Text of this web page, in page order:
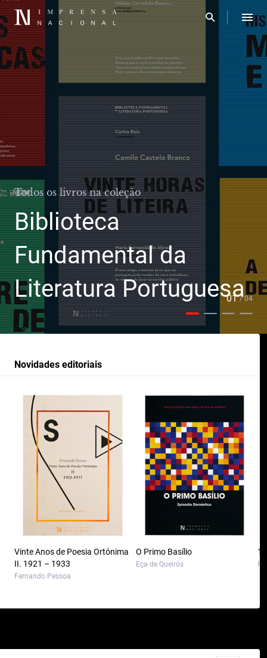
Todos os livros na coleção
Biblioteca
Fundamental da
Literatura Portuguesa
01/ 04
Novidades editoriais
Vinte Anos de Poesia Ortónima
II. 1921 – 1933
Fernando Pessoa
O Primo Basílio
Eça de Queirós